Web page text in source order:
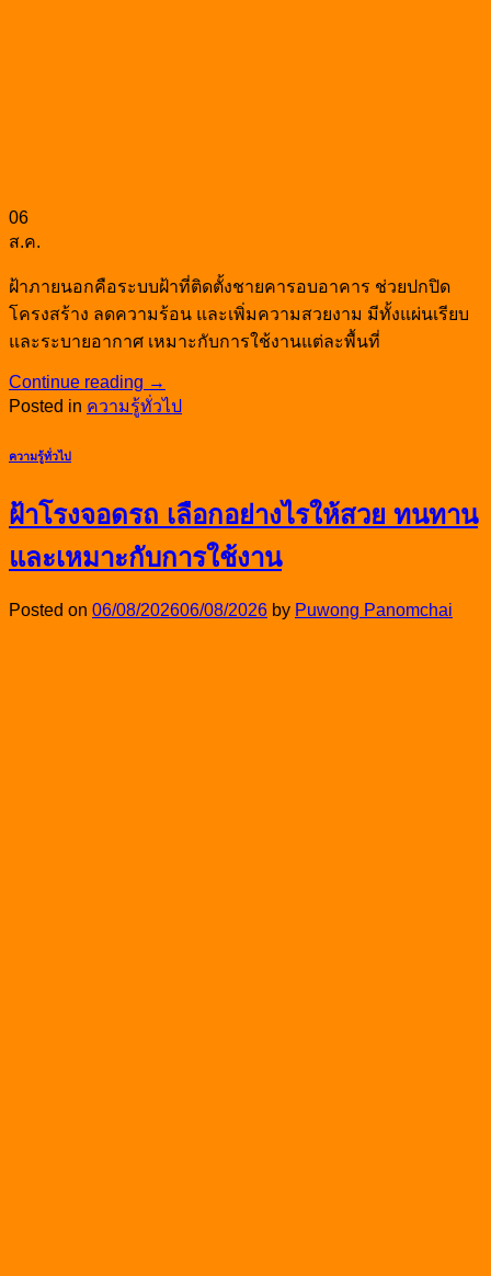
06
ส.ค.
ฝ้าภายนอกคือระบบฝ้าที่ติดตั้งชายคารอบอาคาร ช่วยปกปิด
โครงสร้าง ลดความร้อน และเพิ่มความสวยงาม มีทั้งแผ่นเรียบ
และระบายอากาศ เหมาะกับการใช้งานแต่ละพื้นที่
Continue reading →
Posted in ความรู้ทั่วไป
ความรู้ทั่วไป
ฝ้าโรงจอดรถ เลือกอย่างไรให้สวย ทนทาน
และเหมาะกับการใช้งาน
Posted on 06/08/202606/08/2026 by Puwong Panomchai